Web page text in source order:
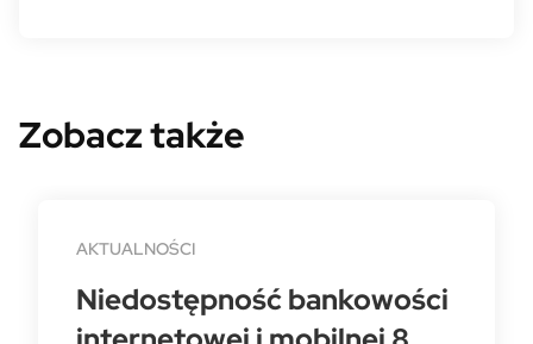
Zobacz także
AKTUALNOŚCI
Niedostępność bankowości